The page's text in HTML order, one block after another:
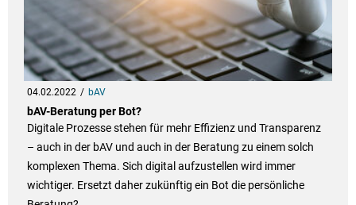
04.02.2022 bAV
bAV-Beratung per Bot?
Digitale Prozesse stehen für mehr Effizienz und Transparenz
– auch in der bAV und auch in der Beratung zu einem solch
komplexen Thema. Sich digital aufzustellen wird immer
wichtiger. Ersetzt daher zukünftig ein Bot die persönliche